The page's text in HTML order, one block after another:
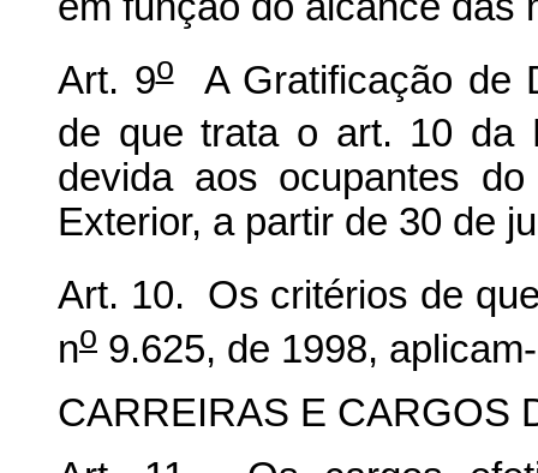
Art. 9oA Gratificação de
de que trata o art. 10 da
devida aos ocupantes
Exterior, a partir de 30 de
Art. 10. Os critérios de
no 9.625, de 1998,
CARREIRAS E CARGOS